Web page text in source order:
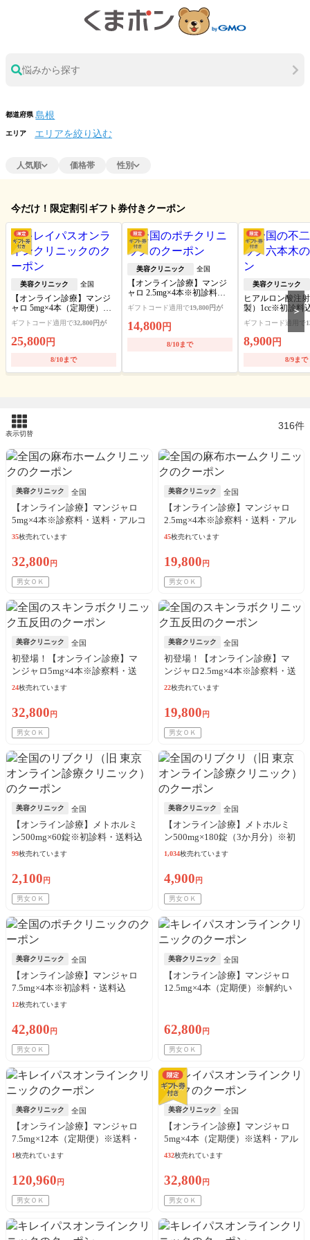
悩みから探す
都道府県
エリア エリアを絞り込む
人気順 価格帯 性別
今だけ！限定割引ギフト券付きクーポン
＞
美容クリニック 全国
【オンライン診療】マンジ
ャロ 5mg×4本（定期便）※
送料・アルコール綿・診察
料込
ギフトコード適用で32,800円が
25,800 円
8/10まで
美容クリニック 全国
【オンライン診療】マンジ
ャロ 2.5mg×4本※初診料・送
ギフトコード適用で19,800円が
14,800 円
8/10まで
美容クリニック
ヒアルロン酸注
製）1cc※初診料
ギフトコード適用で
8,900 円
8/9まで
表示切替
316件
美容クリニック 全国
【オンライン診療】マンジャロ
5mg×4本※診察料・送料・アルコ
ール綿込／リピート可
35枚売れています
32,800 円
男女ＯＫ
美容クリニック 全国
【オンライン診療】マンジャロ
2.5mg×4本※診察料・送料・アル
コール綿込／リピート可
45枚売れています
19,800 円
男女ＯＫ
美容クリニック 全国
初登場！【オンライン診療】マ
ンジャロ5mg×4本※診察料・送
料・アルコール綿込／リピート
24枚売れています
32,800 円
男女ＯＫ
美容クリニック 全国
初登場！【オンライン診療】マ
ンジャロ2.5mg×4本※診察料・送
料・アルコール綿込／リピート
22枚売れています
19,800 円
男女ＯＫ
美容クリニック 全国
【オンライン診療】メトホルミ
ン500mg×60錠※初診料・送料込
／リピート可
99枚売れています
2,100 円
男女ＯＫ
美容クリニック 全国
【オンライン診療】メトホルミ
ン500mg×180錠（3か月分）※初
診料・送料込
1,034枚売れています
4,900 円
男女ＯＫ
美容クリニック 全国
【オンライン診療】マンジャロ
7.5mg×4本※初診料・送料込
12枚売れています
42,800 円
男女ＯＫ
美容クリニック 全国
【オンライン診療】マンジャロ
12.5mg×4本（定期便）※解約い
62,800 円
男女ＯＫ
美容クリニック 全国
【オンライン診療】マンジャロ
7.5mg×12本（定期便）※送料・
アルコール綿・診察料込
1枚売れています
120,960 円
男女ＯＫ
美容クリニック 全国
【オンライン診療】マンジャロ
5mg×4本（定期便）※送料・アル
コール綿・診察料込
432枚売れています
32,800 円
男女ＯＫ